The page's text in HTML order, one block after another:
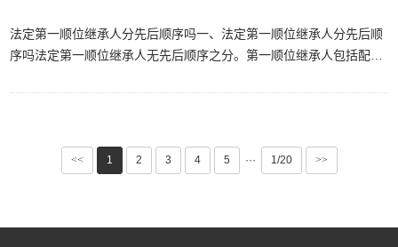
法定第一顺位继承人分先后顺序吗一、法定第一顺位继承人分先后顺
序吗法定第一顺位继承人无先后顺序之分。第一顺位继承人包括配
平等的继承权利，只要没···
<< 1 2 3 4 5 ··· 1/20 >>